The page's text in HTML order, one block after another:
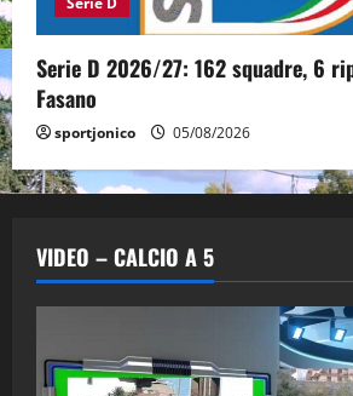
Serie D 2026/27: 162 squadre, 6
Fasano
sportjonico 05/08/2026
VIDEO – CALCIO A 5